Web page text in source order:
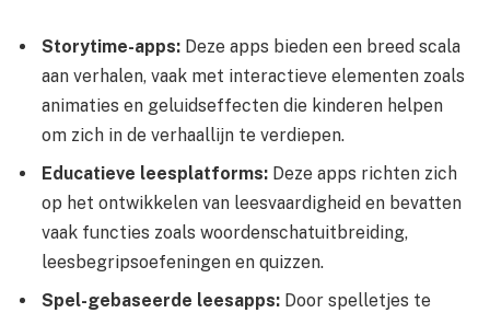
Storytime-apps: Deze apps bieden een breed scala
aan verhalen, vaak met interactieve elementen zoals
animaties en geluidseffecten die kinderen helpen
om zich in de verhaallijn te verdiepen.
Educatieve leesplatforms: Deze apps richten zich
op het ontwikkelen van leesvaardigheid en bevatten
vaak functies zoals woordenschatuitbreiding,
leesbegripsoefeningen en quizzen.
Spel-gebaseerde leesapps: Door spelletjes te